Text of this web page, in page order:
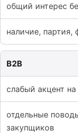
общий интерес
наличие, партия,
B2B
слабый акцент
отдельные
закупщиков